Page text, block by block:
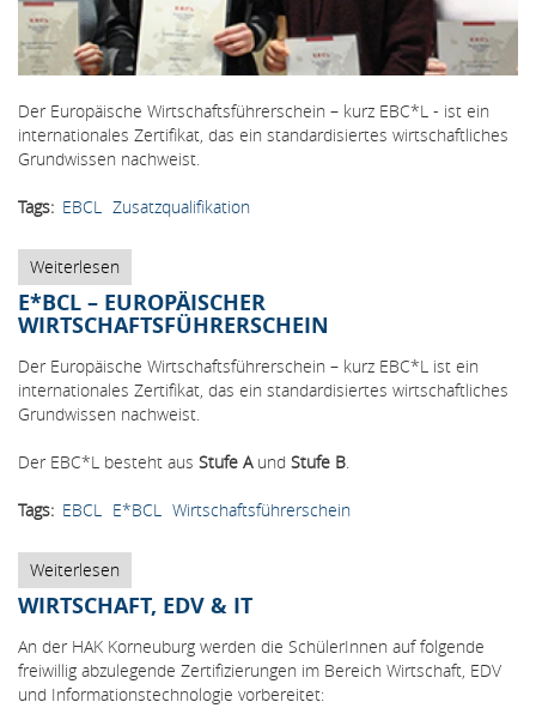
Der Europäische Wirtschaftsführerschein – kurz EBC*L - ist ein
internationales Zertifikat, das ein standardisiertes wirtschaftliches
Grundwissen nachweist.
Tags EBCL Zusatzqualifikation
Weiterlesen
EBC*L-
Zertifikate
für
4
Schülerinnen
der
Korneuburg
E*BCL – EUROPÄISCHER
WIRTSCHAFTSFÜHRERSCHEIN
Der Europäische Wirtschaftsführerschein – kurz EBC*L ist ein
internationales Zertifikat, das ein standardisiertes wirtschaftliches
Grundwissen nachweist.
Der EBC*L besteht aus Stufe Aund Stufe B.
Tags EBCL E*BCL Wirtschaftsführerschein
Weiterlesen
E*BCL
–
Europäischer
Wirtschaftsführerschein
WIRTSCHAFT, EDV & IT
An der HAK Korneuburg werden die SchülerInnen auf folgende
freiwillig abzulegende Zertifizierungen im Bereich Wirtschaft, EDV
und Informationstechnologie vorbereitet: